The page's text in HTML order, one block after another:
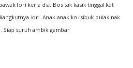
lori kerja dia. Bos tak kasik tinggal kat
lori. Anak-anak koi sibuk pulak nak
Siap suruh ambik gambar